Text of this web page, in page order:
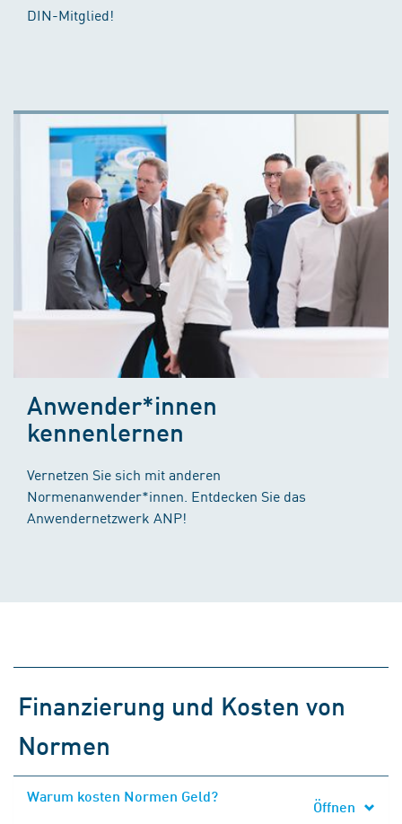
DIN-Mitglied!
Anwender*innen
kennenlernen
Vernetzen Sie sich mit anderen
Normenanwender*innen. Entdecken Sie das
Anwendernetzwerk ANP!
Finanzierung und Kosten von
Normen
Warum kosten Normen Geld?
Öffnen